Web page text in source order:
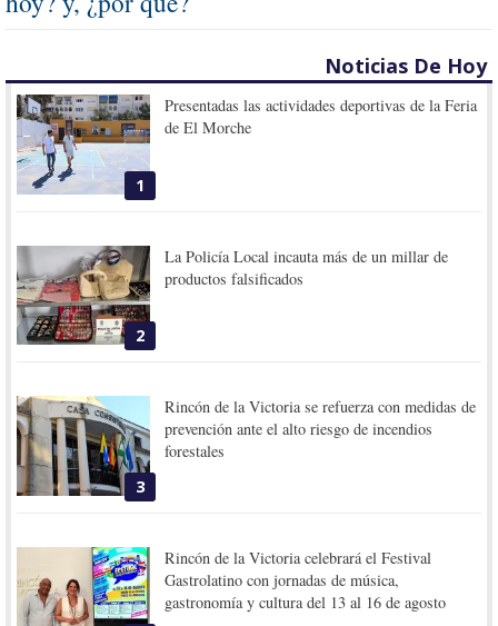
Noticias De Hoy
1
Presentadas las actividades deportivas de la Feria
de El Morche
2
La Policía Local incauta más de un millar de
productos falsificados
3
Rincón de la Victoria se refuerza con medidas de
prevención ante el alto riesgo de incendios
forestales
Rincón de la Victoria celebrará el Festival
Gastrolatino con jornadas de música,
gastronomía y cultura del 13 al 16 de agosto